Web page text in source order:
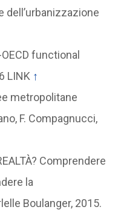
dell’urbanizzazione
functional
LINK ↑
metropolitane
F. Compagnucci,
Comprendere
la
Boulanger, 2015.